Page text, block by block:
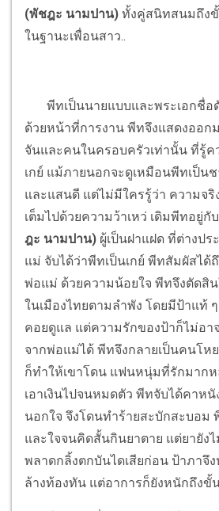
(พัชฎะ นามปาน) ทั้งคู่สนิทสนมถึง
ในฐานะเพื่อนสาว..
พีทเป็นนายแบบและพระเอกชื่อดั
ด้วยหน้าที่การงาน พีทจึงแสดงออก
จันและคนในครอบครัวเท่านั้น ที่รู้ค
เกย์ แม้ภายนอกจะดูเหมือนพีทเป็น
และแสนดี แต่ไม่มีใครรู้ว่า ความจริ
เต็มไปด้วยความว้าเหว่ เดิมพีทอยู่กั
ฎะ นามปาน) ผู้เป็นฝาแฝด ที่ต่างป
แม่ จับได้ว่าพีทเป็นเกย์ พีทสัมผัสได้
พ่อแม่ ด้วยความน้อยใจ พีทจึงตัดสิ
ในเมืองไทยตามลำพัง โดยมีป้าแท้
คอยดูแล แต่ความรักของป้าก็ไม่อ
จากพ่อแม่ได้ พีทจึงกลายเป็นคนโห
ก็ทำให้เขาโดน แฟนหนุ่มที่รักมาก
เอาเงินไปจนหมดตัว พีทจับได้คาห
นอกใจ จึงโดนทำร้ายสะบักสะบอม
และใจจนคิดสั้นกินยาตาย แต่ยายัง
พลาดกลิ้งตกบันไดเสียก่อน ป้าภาจึ
ล้างท้องทัน แต่อาการก็ยังหนักถึง